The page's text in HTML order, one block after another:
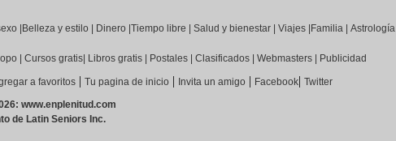
Belleza y estilo Dinero Tiempo libre Salud y bienestar Viajes Familia Astrología
Cursos gratis Libros gratis Postales Clasificados Webmasters Publicidad
a favoritos | Tu pagina de inicio | Invita un amigo | Facebook| Twitter
www.enplenitud.com
de Latin Seniors Inc.